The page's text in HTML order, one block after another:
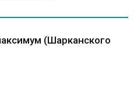
(Шарканского